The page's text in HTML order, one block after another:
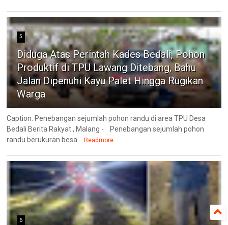
5
Diduga Atas Perintah Kades Bedali, Pohon
Produktif di TPU Lawang Ditebang, Bahu
Jalan Dipenuhi Kayu Palet Hingga Rugikan
Warga
Caption. Penebangan sejumlah pohon randu di area TPU Desa
Bedali Berita Rakyat , Malang - Penebangan sejumlah pohon
randu berukuran besa...
Readmore
6